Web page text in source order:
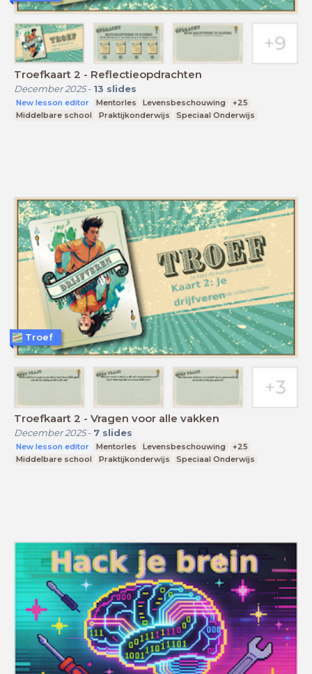
Troefkaart 2 - Reflectieopdrachten
December 2025- 13 slides
New lesson editor Mentorles Levensbeschouwing
+25
Middelbare school
Praktijkonderwijs Speciaal Onderwijs
Troefkaart 2 - Vragen voor alle vakken
December 2025- 7 slides
New lesson editor Mentorles Levensbeschouwing
+25
Middelbare school
Praktijkonderwijs Speciaal Onderwijs
Troef